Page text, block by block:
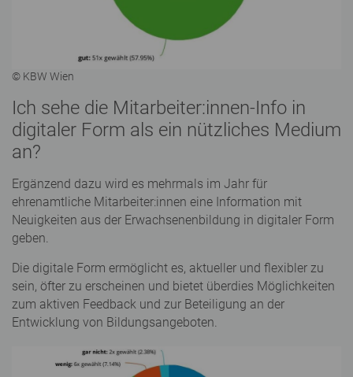
© KBW Wien
Ich sehe die Mitarbeiter:innen-Info in
digitaler Form als ein nützliches Medium
an?
Ergänzend dazu wird es mehrmals im Jahr für
ehrenamtliche Mitarbeiter:innen eine Information mit
Neuigkeiten aus der Erwachsenenbildung in digitaler Form
geben.
Die digitale Form ermöglicht es, aktueller und flexibler zu
sein, öfter zu erscheinen und bietet überdies Möglichkeiten
zum aktiven Feedback und zur Beteiligung an der
Entwicklung von Bildungsangeboten.